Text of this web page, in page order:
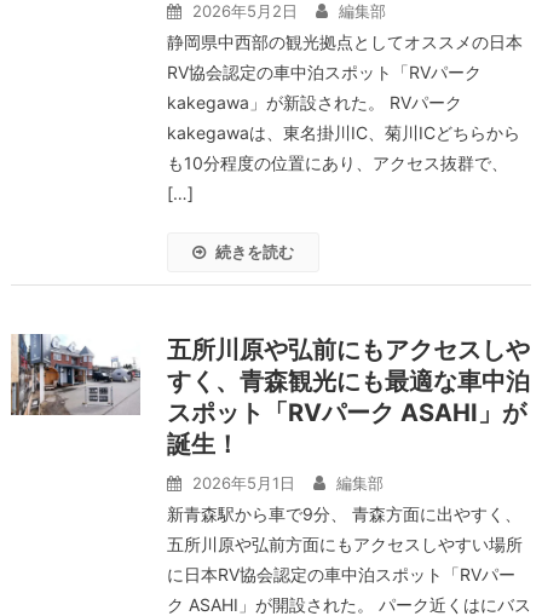
2026年5月2日 編集部
静岡県中西部の観光拠点としてオススメの日本
RV協会認定の車中泊スポット「RVパーク
kakegawa」が新設された。 RVパーク
kakegawaは、東名掛川IC、菊川ICどちらから
も10分程度の位置にあり、アクセス抜群で、
[…]
続きを読む
五所川原や弘前にもアクセスしや
すく、青森観光にも最適な車中泊
スポット「RVパーク ASAHI」が
誕生！
2026年5月1日 編集部
新青森駅から車で9分、 青森方面に出やすく、
五所川原や弘前方面にもアクセスしやすい場所
に日本RV協会認定の車中泊スポット「RVパー
ク ASAHI」が開設された。 パーク近くはにバス